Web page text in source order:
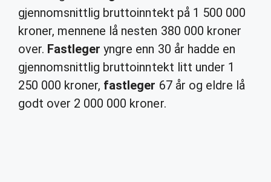
gjennomsnittlig bruttoinntekt på 1 500 000
kroner, mennene lå nesten 380 000 kroner
over. Fastleger yngre enn 30 år hadde en
gjennomsnittlig bruttoinntekt litt under 1
250 000 kroner, fastleger 67 år og eldre lå
godt over 2 000 000 kroner.